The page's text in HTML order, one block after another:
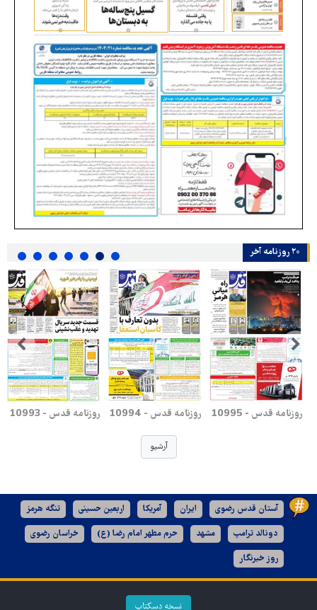
۲۰ روزنامه‌ آخر
روزنامه قدس - 10995 روزنامه قدس - 10994 روزنامه قدس - 10993
آرشیو
آستان قدس رضوی ایران آمریکا اربعین حسینی تنگه هرمز
دونالد ترامپ مشهد حرم مطهر امام رضا (ع) خراسان رضوی
روز خبرنگار
نسخه دسکتاپ